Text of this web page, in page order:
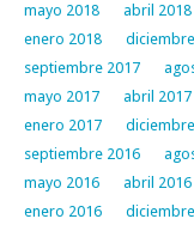
mayo 2018
abril 2018
enero 2018
septiembre 2017
mayo 2017
abril 2017
enero 2017
septiembre 2016
mayo 2016
abril 2016
enero 2016